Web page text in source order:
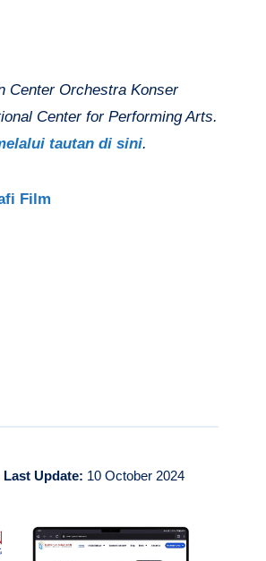
Center Orchestra Konser
Center for Performing Arts.
tautan di sini.
Film
Last Update: 10 October 2024